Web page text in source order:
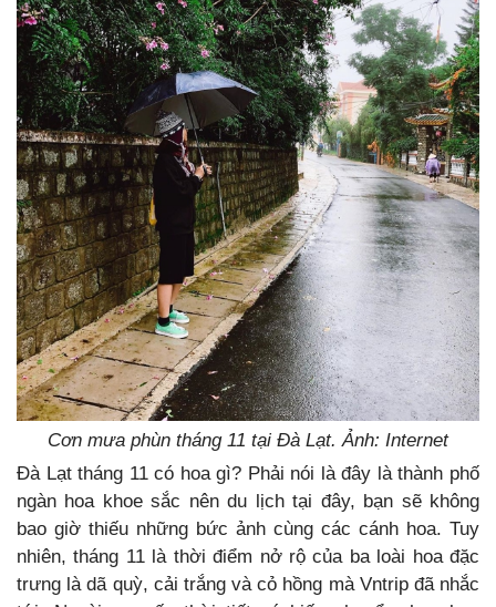
Cơn mưa phùn tháng 11 tại Đà Lạt. Ảnh: Internet
Đà Lạt tháng 11 có hoa gì? Phải nói là đây là thành phố
ngàn hoa khoe sắc nên du lịch tại đây, bạn sẽ không
bao giờ thiếu những bức ảnh cùng các cánh hoa. Tuy
nhiên, tháng 11 là thời điểm nở rộ của ba loài hoa đặc
trưng là dã quỳ, cải trắng và cỏ hồng mà Vntrip đã nhắc